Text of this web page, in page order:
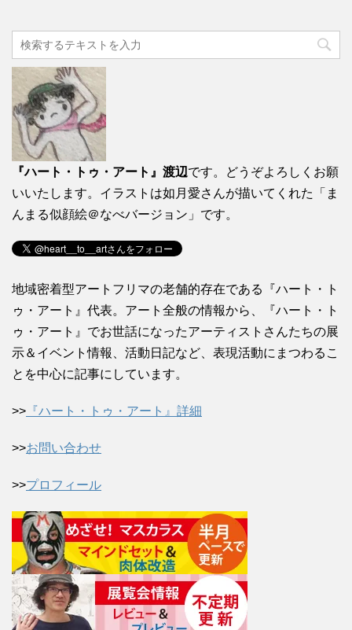
『ハート・トゥ・アート』渡辺です。どうぞよろしくお願
いいたします。イラストは如月愛さんが描いてくれた「ま
んまる似顔絵＠なべバージョン」です。
地域密着型アートフリマの老舗的存在である『ハート・ト
ゥ・アート』代表。アート全般の情報から、『ハート・ト
ゥ・アート』でお世話になったアーティストさんたちの展
示＆イベント情報、活動日記など、表現活動にまつわるこ
とを中心に記事にしています。
>> 『ハート・トゥ・アート』詳細
>>お問い合わせ
>>プロフィール